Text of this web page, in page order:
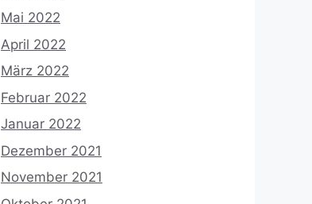
Mai 2022
April 2022
März 2022
Februar 2022
Januar 2022
Dezember 2021
November 2021